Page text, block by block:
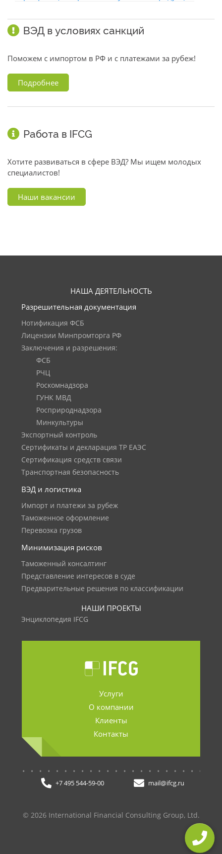
ВЭД в условиях санкций
Поможем с импортом в РФ и с платежами за рубеж!
Подробнее
Работа в IFCG
Хотите развиваться в сфере ВЭД? Мы ищем молодых
специалистов!
Наши вакансии
НАША ДЕЯТЕЛЬНОСТЬ
Разрешительная документация
Нотификация ФСБ
Лицензии Минпромторга РФ
Заключения и разрешения:
ФСБ
РЧЦ
Роскомнадзора
ГУНК МВД
Росприроднадзора
Минкультуры
Экспортный контроль
Сертификаты и декларация ТР ЕАЭС
Сертификация средств связи
Транспортная безопасность
ВЭД и логистика
Импорт и платежи за рубеж
Таможенное оформление
Перевозка грузов
Минимизация рисков
Таможенный консалтинг
Представление интересов в суде
Предварительные решения по классификации
НАШИ ПРОЕКТЫ
Энциклопедия IFCG
Услуги
О компании
Клиенты
Контакты
+7 495 544-59-00 mail@ifcg.ru
© 2026 International Financial Consulting Group, Ltd.